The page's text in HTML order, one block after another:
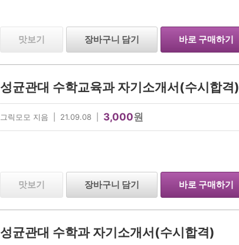
맛보기 장바구니 담기 바로 구매하기
성균관대 수학교육과 자기소개서(수시합격)
그릭모모 지음 | 21.09.08 | 3,000원
맛보기 장바구니 담기 바로 구매하기
성균관대 수학과 자기소개서(수시합격)